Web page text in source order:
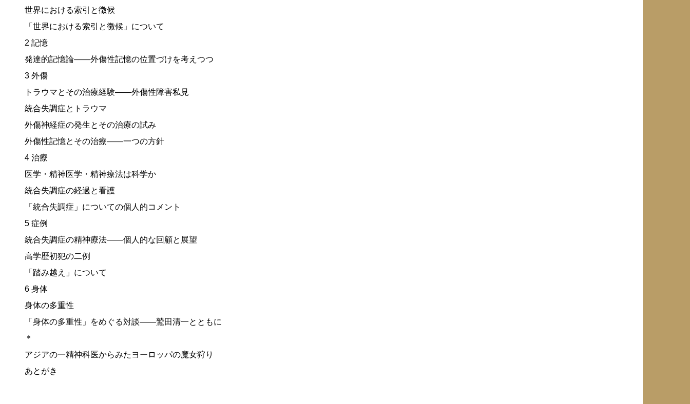
世界における索引と徴候
「世界における索引と徴候」について
2 記憶
発達的記憶論——外傷性記憶の位置づけを考えつつ
3 外傷
トラウマとその治療経験——外傷性障害私見
統合失調症とトラウマ
外傷神経症の発生とその治療の試み
外傷性記憶とその治療——一つの方針
4 治療
医学・精神医学・精神療法は科学か
統合失調症の経過と看護
「統合失調症」についての個人的コメント
5 症例
統合失調症の精神療法——個人的な回顧と展望
高学歴初犯の二例
「踏み越え」について
6 身体
身体の多重性
「身体の多重性」をめぐる対談——鷲田清一とともに
＊
アジアの一精神科医からみたヨーロッパの魔女狩り
あとがき